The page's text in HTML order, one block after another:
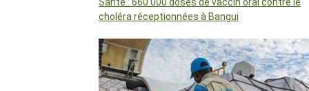
choléra réceptionnées à Bangui